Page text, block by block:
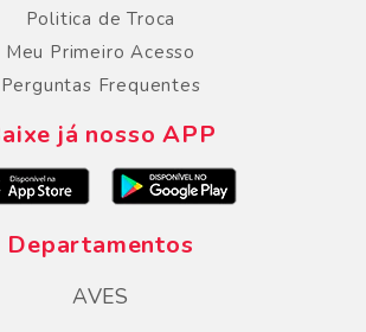
Politica de Troca
Meu Primeiro Acesso
Perguntas Frequentes
já nosso APP
Departamentos
AVES